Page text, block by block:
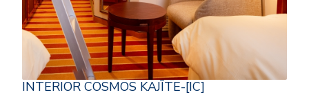
INTERIOR COSMOS KAJĪTE-[IC]